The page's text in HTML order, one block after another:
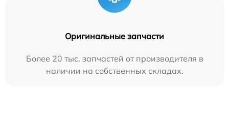
Оригинальные запчасти
Более 20 тыс. запчастей от производителя в
наличии на собственных складах.